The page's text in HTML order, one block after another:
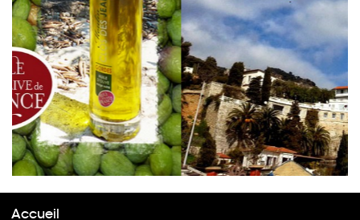
Accueil